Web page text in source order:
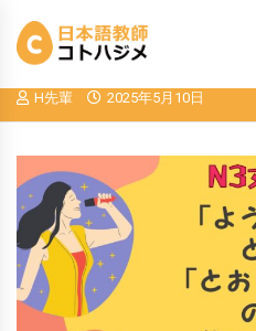
日本語中級文法：
に」はどう違う？
H先輩 2025年5月10日